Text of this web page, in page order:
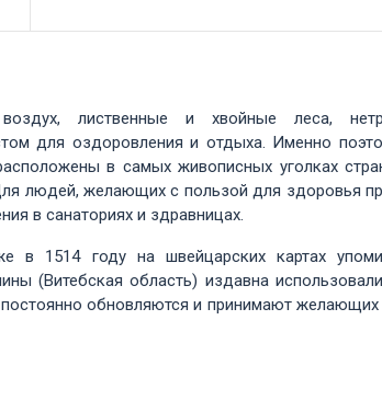
лиственные и хвойные леса,
для оздоровления и отдыха. Именно
в самых живописных уголках
людей, желающих с пользой для здоровья
в санаториях и здравницах.
в 1514 году на швейцарских картах
(Витебская область) издавна
обновляются и принимают желающих